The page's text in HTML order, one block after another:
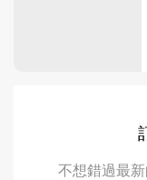
不想錯過最